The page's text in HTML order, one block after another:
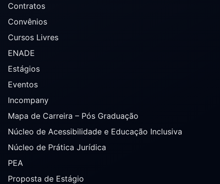
Contratos
Convênios
Cursos Livres
ENADE
Estágios
Eventos
Incompany
Mapa de Carreira – Pós Graduação
Núcleo de Acessibilidade e Educação Inclusiva
Núcleo de Prática Jurídica
PEA
Proposta de Estágio